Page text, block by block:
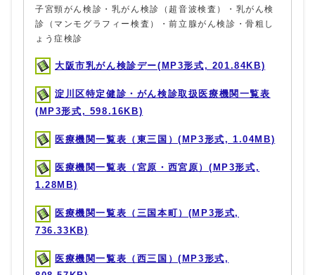
子宮頸がん検診・乳がん検診（超音波検査）・乳がん検
診（マンモグラフィー検査）・前立腺がん検診・骨粗し
ょう症検診
大阪市乳がん検診デー(MP3形式, 201.84KB)
淀川区特定健診・がん検診取扱医療機関一覧表
(MP3形式, 598.16KB)
医療機関一覧表（東三国）(MP3形式, 1.04MB)
医療機関一覧表（宮原・西宮原）(MP3形式,
1.28MB)
医療機関一覧表（三国本町）(MP3形式,
736.33KB)
医療機関一覧表（西三国）(MP3形式,